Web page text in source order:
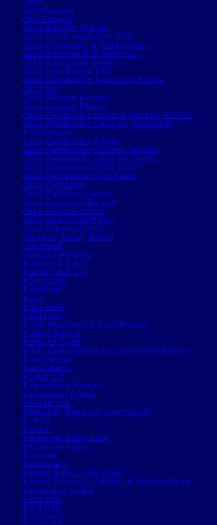
Jam Custom
Jam Tangan
Jasa Bangun Rumah
Jasa Event organizer (EO)
Jasa Fotografer & Videografer
Jasa Konstruksi & Renovasi
Jasa Konsultasi Bisnis
Jasa Legalitas & HKI
Jasa Legalitas & Perizinan Bisnis
Jasa MC
Jasa Pasang Kanopi
Jasa Pasang Plafon
Jasa Pembuatan Custom Mockup AIO PC
Jasa Pembuatan Laporan Keuangan
Perusahaan
Jasa Pembuatan Pagar
Jasa Pembuatan Railing Tangga
Jasa Penerbitan Buku Ber-ISBN
Jasa Pengurusan Hak Cipta
Jasa Persewaan Alat Pesta
Jasa Pindahan
Jasa Publikasi Jurnal
Jasa Renovasi Rumah
Jasa Service Dapur
Jasa Sewa Alat/Mesin
Jasa Tukang Taman
Jerawat, Gatal, Eksim
Jok Mobil
Juragan Printing
Kabinet & Laci
Kacang India Tj
Kain Batik
Kambing
Kaos
Kaos Kaki
Kapulaga
Karet Furniture & Baja Ringan
Karpet Masjid
Kartu ID Card
Kartu Undangan & Souvenir Pernikahan
Kasur Busa
Kayu Manis
KDAM 3.0
Kebersihan Rumah
Kebutuhan Pokok
Kelapa Tua
Kemasan Makanan dan Plastik
Kemiri
Kencur
Kerajinan Hasil Laut
Kerajinan Kayu
Keramik
Keranjang
Kernel Sawit / Inti Sawit
Kertas Thermal, Lakban, & Bubble Wrap
Kesehatan Ginjal
Ketumbar
King Bed
Kolesterol